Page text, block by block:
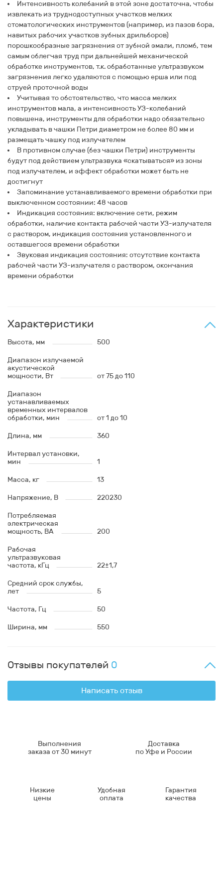
Интенсивность колебаний в этой зоне достаточна, чтобы
извлекать из труднодоступных участков мелких
стоматологических инструментов (например, из пазов бора,
навитых рабочих участков зубных дрильборов)
порошкообразные загрязнения от зубной эмали, пломб, тем
самым облегчая труд при дальнейшей механической
обработке инструментов, т.к. обработанные ультразвуком
загрязнения легко удаляются с помощью ерша или под
струей проточной воды
Учитывая то обстоятельство, что масса мелких
инструментов мала, а интенсивность УЗ-колебаний
повышена, инструменты для обработки надо обязательно
укладывать в чашки Петри диаметром не более 80 мм и
размещать чашку под излучателем
В противном случае (без чашки Петри) инструменты
будут под действием ультразвука «скатываться» из зоны
под излучателем, и эффект обработки может быть не
достигнут
Запоминание устанавливаемого времени обработки при
выключенном состоянии: 48 часов
Индикация состояния: включение сети, режим
обработки, наличие контакта рабочей части УЗ-излучателя
с раствором, индикация состояния установленного и
оставшегося времени обработки
Звуковая индикация состояния: отсутствие контакта
рабочей части УЗ-излучателя с раствором, окончания
времени обработки
Характеристики
Высота, мм 500
Диапазон излучаемой
акустической
мощности, Вт
от 75 до 110
Диапазон
устанавливаемых
временных интервалов
обработки, мин
от 1 до 10
Длина, мм 360
Интервал установки,
мин
1
Масса, кг 13
Напряжение, В 220230
Потребляемая
электрическая
мощность, ВА
200
Рабочая
ультразвуковая
частота, кГц
22±1,7
Средний срок службы,
лет
5
Частота, Гц 50
Ширина, мм 550
Отзывы покупателей 0
Написать отзыв
Выполнения
заказа от 30 минут
Доставка
по Уфе и России
Низкие
цены
Удобная
оплата
Гарантия
качества